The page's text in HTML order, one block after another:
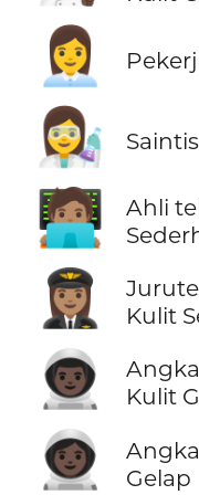
👩‍💼
👩‍🔬
🧑🏽‍💻
Ahli
👩🏽‍✈️
Kulit
👨🏿‍🚀
Kulit
👩🏿‍🚀
Gelap